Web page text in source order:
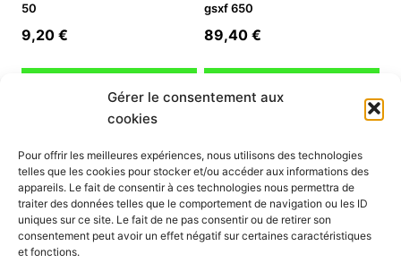
Gérer le consentement aux
cookies
Pour offrir les meilleures expériences, nous utilisons des technologies
telles que les cookies pour stocker et/ou accéder aux informations des
appareils. Le fait de consentir à ces technologies nous permettra de
traiter des données telles que le comportement de navigation ou les ID
uniques sur ce site. Le fait de ne pas consentir ou de retirer son
consentement peut avoir un effet négatif sur certaines caractéristiques
et fonctions.
50
9,20 €
gsxf 650
89,40 €
INFORMATION
Mon compte
Nous contacter
Mode paiement
Nos services